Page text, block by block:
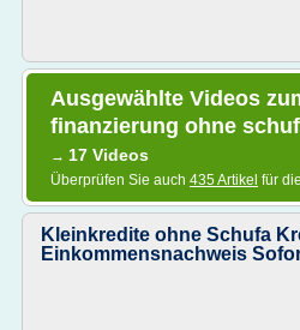
Ausgewählte Videos
finanzierung ohne
→ 17 Videos
Überprüfen Sie auch 435 Artikel für
Kleinkredite ohne Schufa
Einkommensnachweis